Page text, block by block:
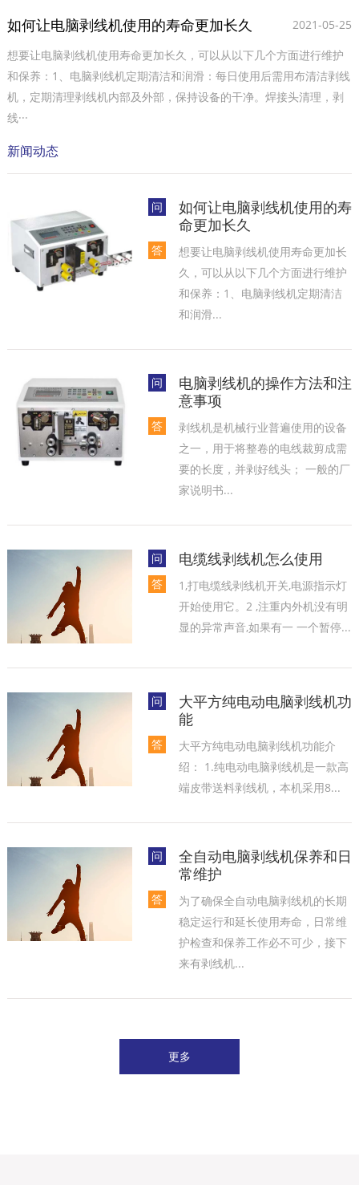
如何让电脑剥线机使用的寿命更加长久
2021-05-25
想要让电脑剥线机使用寿命更加长久，可以从以下几个方面进行维护
和保养‌：1‌、电脑剥线机定期清洁和润滑‌：每日使用后需用布清洁剥线
机，定期清理剥线机内部及外部，保持设备的干净。焊接头清理，剥
线···
新闻动态
问
如何让电脑剥线机使用的寿
命更加长久
答
想要让电脑剥线机使用寿命更加长
久，可以从以下几个方面进行维护
和保养‌：1‌、电脑剥线机定期清洁
和润滑...
问
电脑剥线机的操作方法和注
意事项
答
剥线机是机械行业普遍使用的设备
之一，用于将整卷的电线裁剪成需
要的长度，并剥好线头； 一般的厂
家说明书...
问 电缆线剥线机怎么使用
答
1,打电缆线剥线机开关,电源指示灯
开始使用它。2 ,注重内外机没有明
显的异常声音,如果有一 一个暂停...
问
大平方纯电动电脑剥线机功
能
答
大平方纯电动电脑剥线机功能介
绍： 1.纯电动电脑剥线机是一款高
端皮带送料剥线机，本机采用8...
问
全自动电脑剥线机保养和日
常维护
答
为了确保全自动电脑剥线机的长期
稳定运行和延长使用寿命，日常维
护检查和保养工作必不可少，接下
来有剥线机...
更多